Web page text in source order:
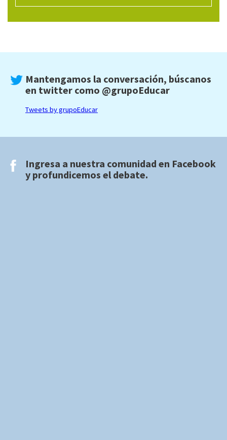
Mantengamos la conversación, búscanos
en twitter como @grupoEducar
Tweets by grupoEducar
Ingresa a nuestra comunidad en Facebook
y profundicemos el debate.